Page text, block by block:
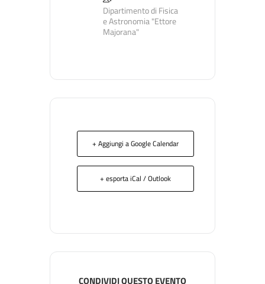
Dipartimento di Fisica
e Astronomia "Ettore
Majorana"
+ Aggiungi a Google Calendar
+ esporta iCal / Outlook
CONDIVIDI QUESTO EVENTO